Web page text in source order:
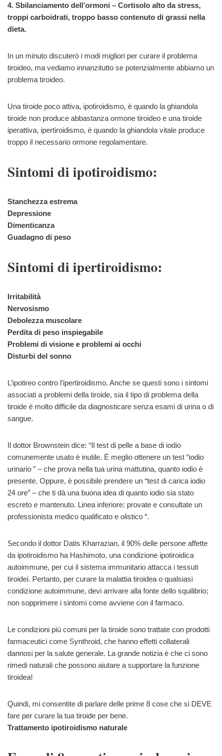
4. Sbilanciamento dell’ormoni – Cortisolo alto da stress,
troppi carboidrati, troppo basso contenuto di grassi nella
dieta.
In un minuto discuterò i modi migliori per curare il problema
tiroideo, ma vediamo innanzitutto se potenzialmente abbiamo un
problema tiroideo.
Una tiroide poco attiva, ipotiroidismo, è quando la ghiandola
tiroide non produce abbastanza ormone tiroideo e una tiroide
iperattiva, ipertiroidismo, è quando la ghiandola vitale produce
troppo il necessario ormone regolamentare.
Sintomi di ipotiroidismo:
Stanchezza estrema
Depressione
Dimenticanza
Guadagno di peso
Sintomi di ipertiroidismo:
Irritabilità
Nervosismo
Debolezza muscolare
Perdita di peso inspiegabile
Problemi di visione e problemi ai occhi
Disturbi del sonno
L’ipotireo contro l’ipertiroidismo. Anche se questi sono i sintomi
associati a problemi della tiroide, sia il tipo di problema della
tiroide è molto difficile da diagnosticare senza esami di urina o di
sangue.
Il dottor Brownstein dice: “Il test di pelle a base di iodio
comunemente usato è inutile. È meglio ottenere un test “iodio
urinario ” – che prova nella tua urina mattutina, quanto iodio è
presente. Oppure, è possibile prendere un “test di carica iodio
24 ore” – che ti dà una buona idea di quanto iodio sia stato
escreto e mantenuto. Linea inferiore: provate e consultate un
professionista medico qualificato e olistico “.
Secondo il dottor Datis Kharrazian, il 90% delle persone affette
da ipotiroidismo ha Hashimoto, una condizione ipotiroidica
autoimmune, per cui il sistema immunitario attacca i tessuti
tiroidei. Pertanto, per curare la malattia tiroidea o qualsiasi
condizione autoimmune, devi arrivare alla fonte dello squilibrio;
non sopprimere i sintomi come avviene con il farmaco.
Le condizioni più comuni per la tiroide sono trattate con prodotti
farmaceutici come Synthroid, che hanno effetti collaterali
dannosi per la salute generale. La grande notizia è che ci sono
rimedi naturali che possono aiutare a supportare la funzione
tiroidea!
Quindi, mi consentite di parlare delle prime 8 cose che si DEVE
fare per curare la tua tiroide per bene.
Trattamento ipotiroidismo naturale